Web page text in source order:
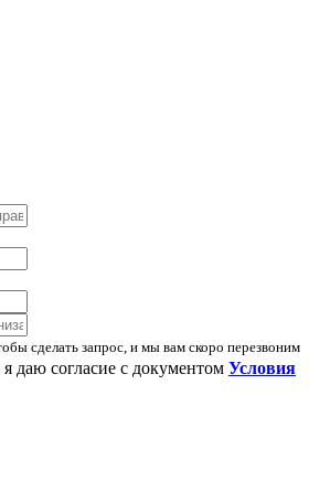
сделать запрос, и мы вам скоро перезвоним
даю согласие с документом Условия